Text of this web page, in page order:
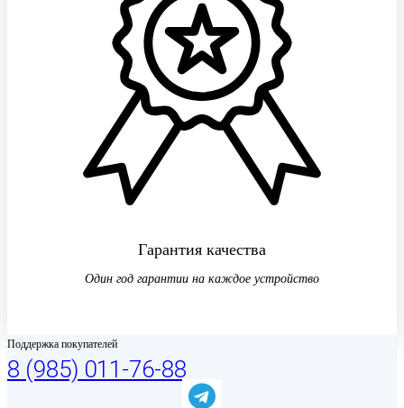
Гарантия качества
Один год гарантии на каждое устройство
Поддержка покупателей
8 (985) 011-76-88